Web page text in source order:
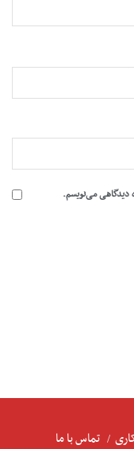
دیدگاهی می‌نویسم.
تماس با ما